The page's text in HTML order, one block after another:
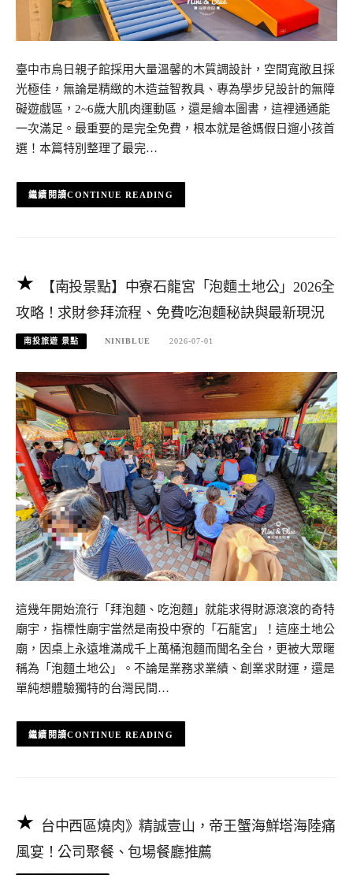
臺中市烏日親子館採用大量溫馨的木質調設計，空間寬敞且採
光極佳，無論是精緻的木造益智教具、專為學步兒設計的無障
礙遊戲區，2~6歲大肌肉運動區，還是繪本圖書，這裡通通能
一次滿足。最重要的是完全免費，根本就是爸媽假日遛小孩首
選！本篇特別整理了最完…
CONTINUE READING
【南投景點】中寮石龍宮「泡麵土地公」2026全
攻略！求財參拜流程、免費吃泡麵秘訣與最新現況
南投旅遊 景點 NINIBLUE 2026-07-01
這幾年開始流行「拜泡麵、吃泡麵」就能求得財源滾滾的奇特
廟宇，指標性廟宇當然是南投中寮的「石龍宮」！這座土地公
廟，因桌上永遠堆滿成千上萬桶泡麵而聞名全台，更被大眾暱
稱為「泡麵土地公」。不論是業務求業績、創業求財運，還是
單純想體驗獨特的台灣民間…
CONTINUE READING
台中西區燒肉》精誠壹山，帝王蟹海鮮塔海陸痛
風宴！公司聚餐、包場餐廳推薦